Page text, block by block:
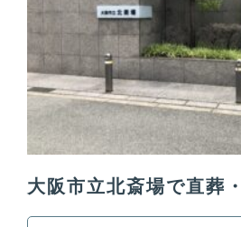
大阪市立北斎場で直葬